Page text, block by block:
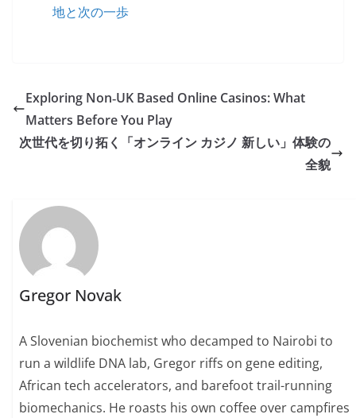
地と次の一歩
Exploring Non‑UK Based Online Casinos: What
Matters Before You Play
次世代を切り拓く「オンライン カジノ 新しい」体験の
全貌
Gregor Novak
A Slovenian biochemist who decamped to Nairobi to
run a wildlife DNA lab, Gregor riffs on gene editing,
African tech accelerators, and barefoot trail-running
biomechanics. He roasts his own coffee over campfires